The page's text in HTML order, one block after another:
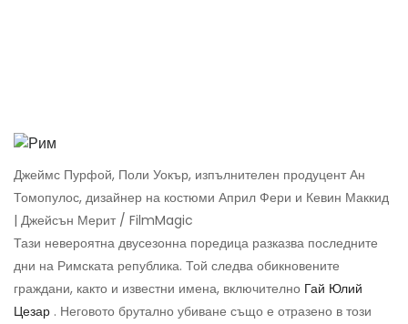
Джеймс Пурфой, Поли Уокър, изпълнителен продуцент Ан
Томопулос, дизайнер на костюми Април Фери и Кевин Маккид
| Джейсън Мерит / FilmMagic
Тази невероятна двусезонна поредица разказва последните
дни на Римската република. Той следва обикновените
граждани, както и известни имена, включително Гай Юлий
Цезар . Неговото брутално убиване също е отразено в този